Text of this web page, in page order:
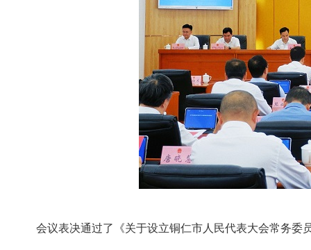
会议表决通过了《关于设立铜仁市人民代表大会常务